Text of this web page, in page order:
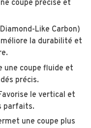
coupe précise et
Like Carbon)
la durabilité et
une coupe fluide et
précis.
le vertical et
parfaits.
une coupe plus